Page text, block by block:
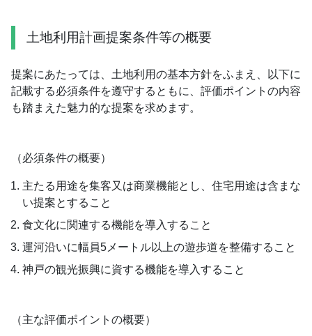
土地利用計画提案条件等の概要
提案にあたっては、土地利用の基本方針をふまえ、以下に
記載する必須条件を遵守するともに、評価ポイントの内容
も踏まえた魅力的な提案を求めます。
（必須条件の概要）
主たる用途を集客又は商業機能とし、住宅用途は含まな
い提案とすること
食文化に関連する機能を導入すること
運河沿いに幅員5メートル以上の遊歩道を整備すること
神戸の観光振興に資する機能を導入すること
（主な評価ポイントの概要）